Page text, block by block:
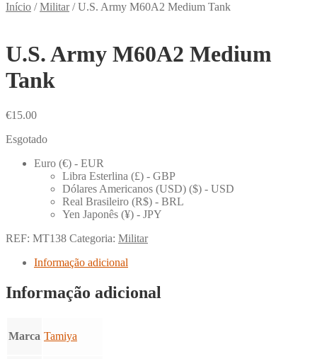
Início /Militar/U.S. Army M60A2 Medium Tank
U.S. Army M60A2 Medium
Tank
€15.00
Esgotado
Euro (€) - EUR
Libra Esterlina (£) - GBP
Dólares Americanos (USD) ($) - USD
Real Brasileiro (R$) - BRL
Yen Japonês (¥) - JPY
REF: MT138 Categoria: Militar
Informação adicional
Informação adicional
Marca Tamiya